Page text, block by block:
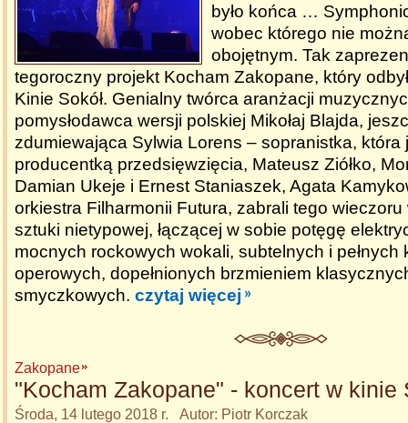
było końca …
wobec którego nie
obojętnym. Tak
tegoroczny projekt Kocham Zakopane, który
Kinie Sokół. Genialny twórca aranżacji
pomysłodawca wersji polskiej Mikołaj Blajda,
zdumiewająca Sylwia Lorens – sopranistka, która
producentką przedsięwzięcia, Mateusz Ziółko,
Damian Ukeje i Ernest Staniaszek, Agata
orkiestra Filharmonii Futura, zabrali tego
sztuki nietypowej, łączącej w sobie potęgę
mocnych rockowych wokali, subtelnych i pełnych
operowych, dopełnionych brzmieniem
smyczkowych. czytaj więcej
Zakopane
"Kocham Zakopane" - koncert w kinie
Środa, 14 lutego 2018 r. Autor: Piotr Korczak